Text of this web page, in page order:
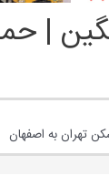
|
تهران به اصفهان